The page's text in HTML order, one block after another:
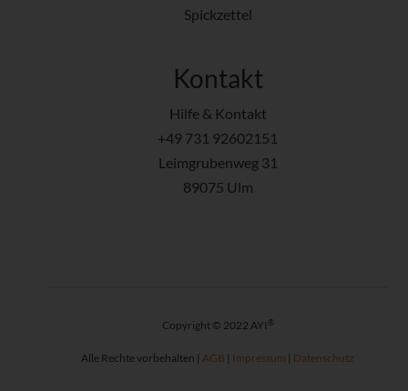
Spickzettel
Kontakt
Hilfe & Kontakt
+49 731 92602151
Leimgrubenweg 31
89075 Ulm
Copyright © 2022 AYI ®
Alle Rechte vorbehalten | AGB | Impressum | Datenschutz